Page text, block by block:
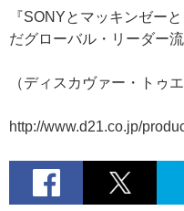
『SONYとマッキンゼー
だグローバル・リーダー流
（ディスカヴァー・トゥ
http://www.d21.co.jp/